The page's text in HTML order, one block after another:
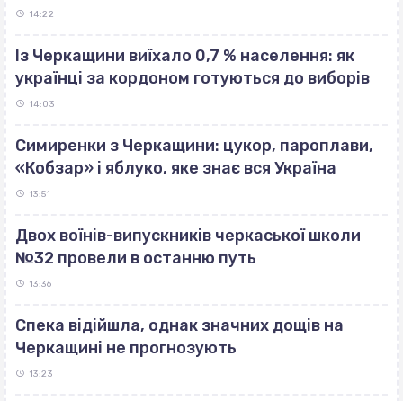
14:22
Із Черкащини виїхало 0,7 % населення: як
українці за кордоном готуються до виборів
14:03
Симиренки з Черкащини: цукор, пароплави,
«Кобзар» і яблуко, яке знає вся Україна
13:51
Двох воїнів-випускників черкаської школи
№32 провели в останню путь
13:36
Спека відійшла, однак значних дощів на
Черкащині не прогнозують
13:23